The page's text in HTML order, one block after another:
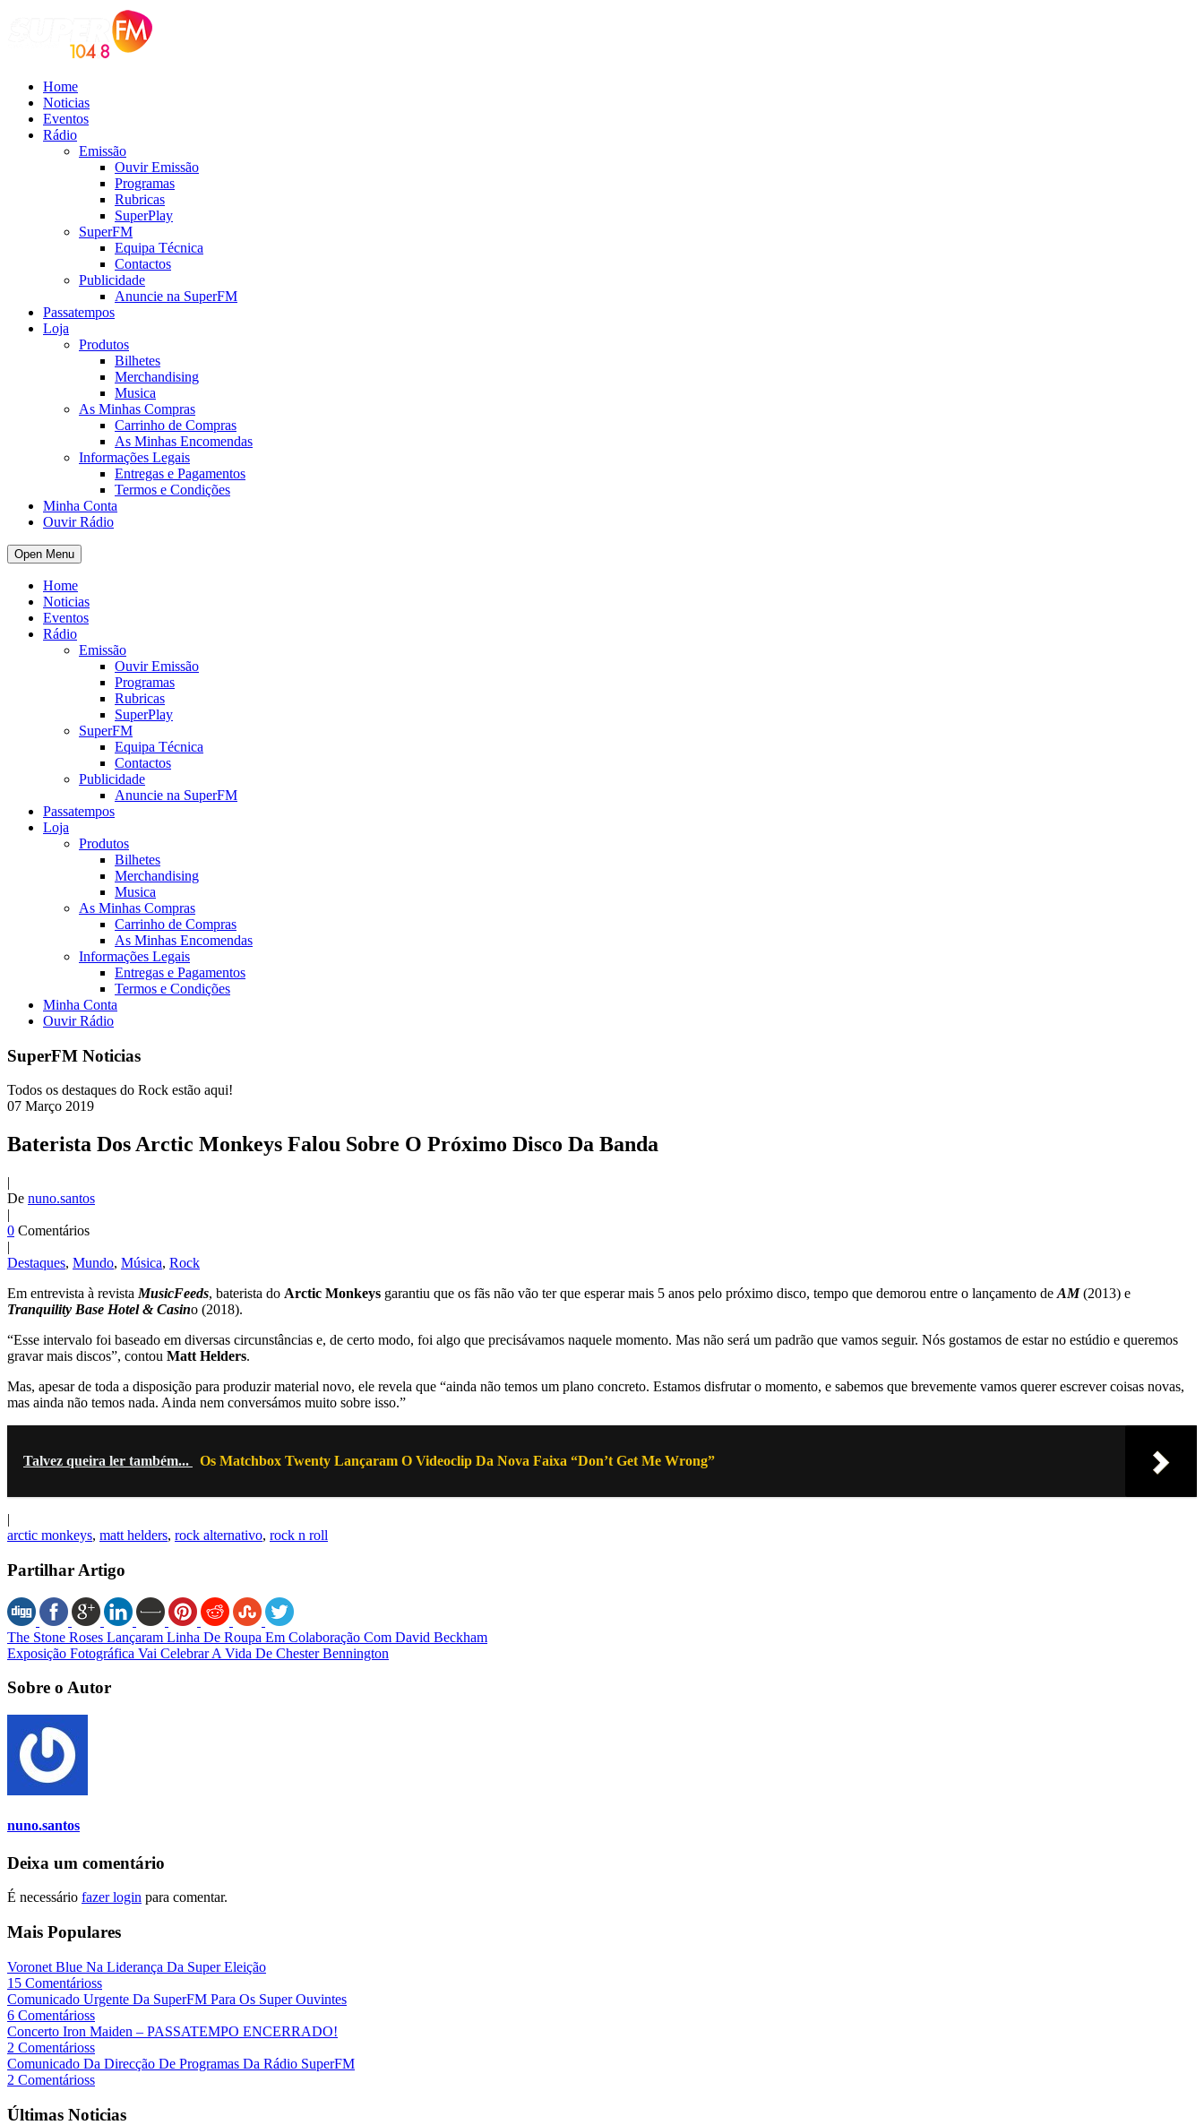
Home
Noticias
Eventos
Rádio
Emissão
Ouvir Emissão
Programas
Rubricas
SuperPlay
SuperFM
Equipa Técnica
Contactos
Publicidade
Anuncie na SuperFM
Passatempos
Loja
Produtos
Bilhetes
Merchandising
Musica
As Minhas Compras
Carrinho de Compras
As Minhas Encomendas
Informações Legais
Entregas e Pagamentos
Termos e Condições
Minha Conta
Ouvir Rádio
Open Menu
Home
Noticias
Eventos
Rádio
Emissão
Ouvir Emissão
Programas
Rubricas
SuperPlay
SuperFM
Equipa Técnica
Contactos
Publicidade
Anuncie na SuperFM
Passatempos
Loja
Produtos
Bilhetes
Merchandising
Musica
As Minhas Compras
Carrinho de Compras
As Minhas Encomendas
Informações Legais
Entregas e Pagamentos
Termos e Condições
Minha Conta
Ouvir Rádio
SuperFM Noticias
Todos os destaques do Rock estão aqui!
07 Março 2019
Baterista Dos Arctic Monkeys Falou Sobre O Próximo Disco Da Banda
|
De nuno.santos
|
0 Comentários
|
Destaques, Mundo, Música, Rock
Em entrevista à revista MusicFeeds, baterista do Arctic Monkeys garantiu que os fãs não vão ter que esperar mais 5 anos pelo próximo disco, tempo que demorou entre o lançamento de AM(2013) e
Tranquility Base Hotel & Casino (2018).
“Esse intervalo foi baseado em diversas circunstâncias e, de certo modo, foi algo que precisávamos naquele momento. Mas não será um padrão que vamos seguir. Nós gostamos de estar no estúdio e queremos
gravar mais discos”, contou Matt Helders.
Mas, apesar de toda a disposição para produzir material novo, ele revela que “ainda não temos um plano concreto. Estamos disfrutar o momento, e sabemos que brevemente vamos querer escrever coisas novas,
mas ainda não temos nada. Ainda nem conversámos muito sobre isso.”
Talvez queira ler também... Os Matchbox Twenty Lançaram O Videoclip Da Nova Faixa “Don’t Get Me Wrong”
|
arctic monkeys, matt helders, rock alternativo, rock n roll
Partilhar Artigo
The Stone Roses Lançaram Linha De Roupa Em Colaboração Com David Beckham
Exposição Fotográfica Vai Celebrar A Vida De Chester Bennington
Sobre o Autor
nuno.santos
Deixa um comentário
É necessário fazer login para comentar.
Mais Populares
Voronet Blue Na Liderança Da Super Eleição
15 Comentárioss
Comunicado Urgente Da SuperFM Para Os Super Ouvintes
6 Comentárioss
Concerto Iron Maiden – PASSATEMPO ENCERRADO!
2 Comentárioss
Comunicado Da Direcção De Programas Da Rádio SuperFM
2 Comentárioss
Últimas Noticias